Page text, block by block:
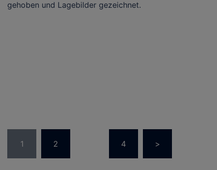
gehoben und Lagebilder gezeichnet.
der
Beiträge
1 2 4 >